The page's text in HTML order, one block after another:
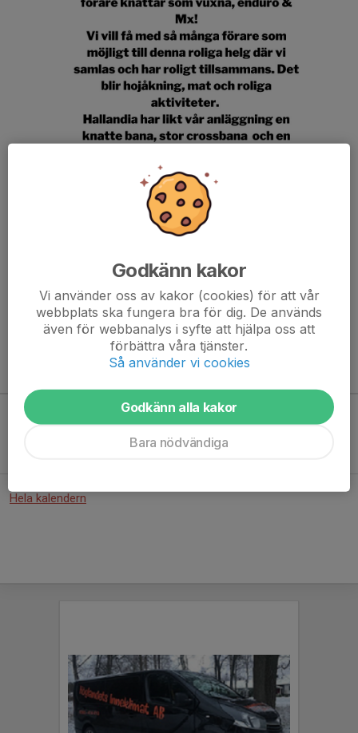
Läs mer
Hela kalendern
Godkänn kakor
Vi använder oss av kakor (cookies) för att vår
webbplats ska fungera bra för dig. De används
även för webbanalys i syfte att hjälpa oss att
förbättra våra tjänster.
Så använder vi cookies
Godkänn alla kakor
Bara nödvändiga